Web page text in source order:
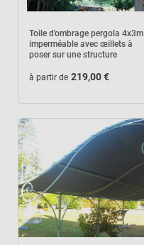
Toile d'ombrage pergola 4x3m
imperméable avec œillets à
poser sur une structure
à partir de 219,00 €